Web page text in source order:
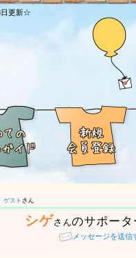
日更新☆
ゲスト さん
シゲさんのサポータ
メッセージを送信